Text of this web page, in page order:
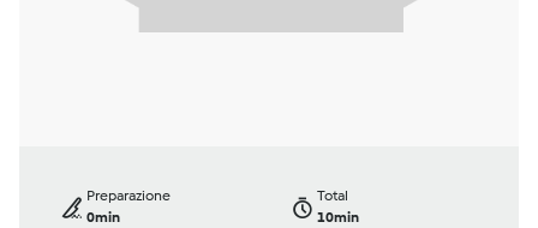
Preparazione
0min
Total
10min